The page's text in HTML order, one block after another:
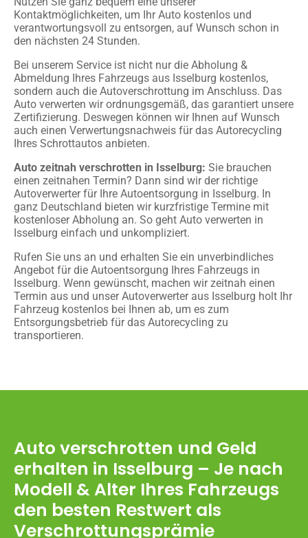
Kontaktmöglichkeiten, um Ihr Auto kostenlos und
verantwortungsvoll zu entsorgen, auf Wunsch schon in
den nächsten 24 Stunden.
Bei unserem Service ist nicht nur die Abholung &
Abmeldung Ihres Fahrzeugs aus Isselburg kostenlos,
sondern auch die Autoverschrottung im Anschluss. Das
Auto verwerten wir ordnungsgemäß, das garantiert unsere
Zertifizierung. Deswegen können wir Ihnen auf Wunsch
auch einen Verwertungsnachweis für das Autorecycling
Ihres Schrottautos anbieten.
Auto zeitnah verschrotten in Isselburg: Sie brauchen
einen zeitnahen Termin? Dann sind wir der richtige
Autoverwerter für Ihre Autoentsorgung in Isselburg. In
ganz Deutschland bieten wir kurzfristige Termine mit
kostenloser Abholung an. So geht Auto verwerten in
Isselburg einfach und unkompliziert.
Rufen Sie uns an und erhalten Sie ein unverbindliches
Angebot für die Autoentsorgung Ihres Fahrzeugs in
Isselburg. Wenn gewünscht, machen wir zeitnah einen
Termin aus und unser Autoverwerter aus Isselburg holt Ihr
Fahrzeug kostenlos bei Ihnen ab, um es zum
Entsorgungsbetrieb für das Autorecycling zu
transportieren.
Auto verschrotten und Geld
erhalten in Isselburg – Je nach
Modell & Alter Ihres Fahrzeugs
den besten Restwert als
Verschrottungsprämie